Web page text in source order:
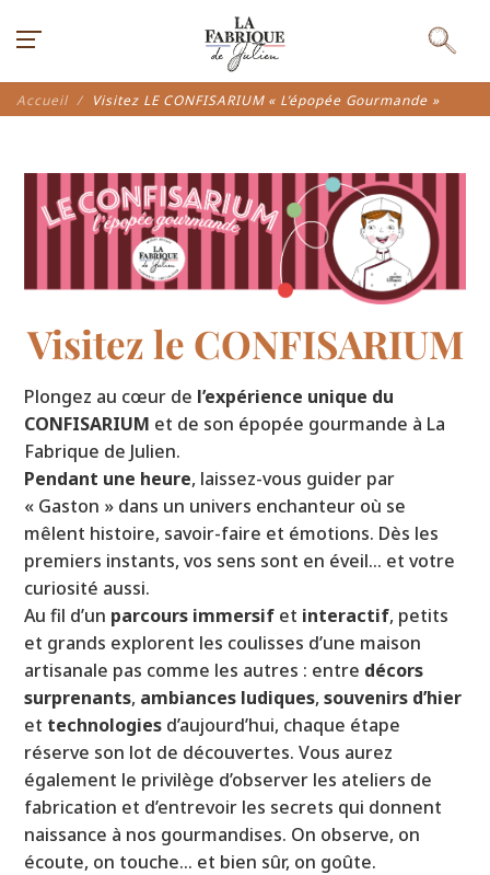
Accueil Visitez LE CONFISARIUM « L’épopée Gourmande »
Visitez le CONFISARIUM
Plongez au cœur de l’expérience unique du
CONFISARIUM et de son épopée gourmande à La
Fabrique de Julien.
Pendant une heure, laissez-vous guider par
« Gaston » dans un univers enchanteur où se
mêlent histoire, savoir-faire et émotions. Dès les
premiers instants, vos sens sont en éveil… et votre
curiosité aussi.
Au fil d’un parcours immersif et interactif, petits
et grands explorent les coulisses d’une maison
artisanale pas comme les autres : entre décors
surprenants, ambiances ludiques,souvenirs d’hier
et technologies d’aujourd’hui, chaque étape
réserve son lot de découvertes. Vous aurez
également le privilège d’observer les ateliers de
fabrication et d’entrevoir les secrets qui donnent
naissance à nos gourmandises. On observe, on
écoute, on touche… et bien sûr, on goûte.